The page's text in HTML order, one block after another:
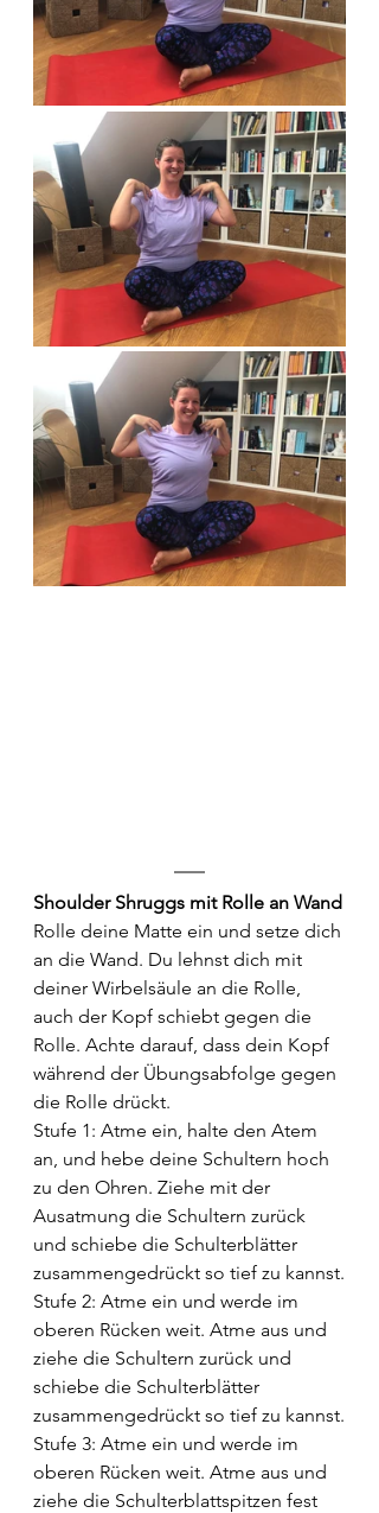
Shoulder Shruggs mit Rolle an Wand
Rolle deine Matte ein und setze dich
an die Wand. Du lehnst dich mit
deiner Wirbelsäule an die Rolle,
auch der Kopf schiebt gegen die
Rolle. Achte darauf, dass dein Kopf
während der Übungsabfolge gegen
die Rolle drückt.
Stufe 1: Atme ein, halte den Atem
an, und hebe deine Schultern hoch
zu den Ohren. Ziehe mit der
Ausatmung die Schultern zurück
und schiebe die Schulterblätter
zusammengedrückt so tief zu kannst.
Stufe 2: Atme ein und werde im
oberen Rücken weit. Atme aus und
ziehe die Schultern zurück und
schiebe die Schulterblätter
zusammengedrückt so tief zu kannst.
Stufe 3: Atme ein und werde im
oberen Rücken weit. Atme aus und
ziehe die Schulterblattspitzen fest